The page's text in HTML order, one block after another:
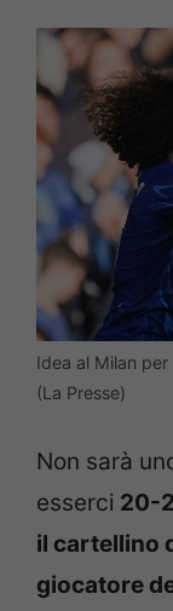
Idea al Milan
(La Presse)
Non sarà
esserci 20-
il cartellino
giocatore